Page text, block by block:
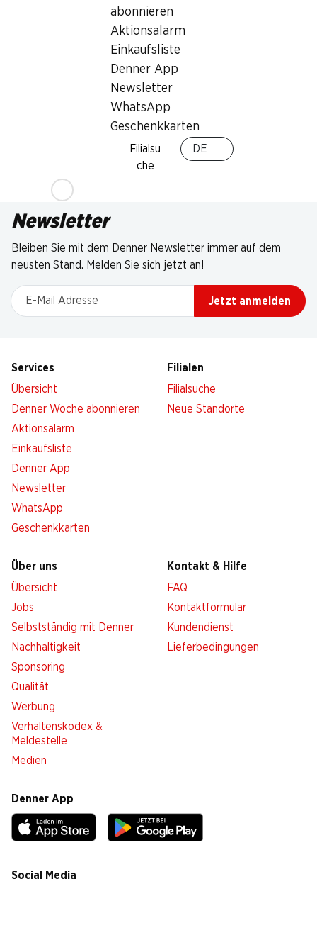
abonnieren
Aktionsalarm
Einkaufsliste
Denner App
Newsletter
WhatsApp
Geschenkkarten
Filialsu
che
DE
Newsletter
Bleiben Sie mit dem Denner Newsletter immer auf dem
neusten Stand. Melden Sie sich jetzt an!
E-Mail Adresse
Jetzt anmelden
Services
Übersicht
Denner Woche abonnieren
Aktionsalarm
Einkaufsliste
Denner App
Newsletter
WhatsApp
Geschenkkarten
Filialen
Filialsuche
Neue Standorte
Über uns
Übersicht
Jobs
Selbstständig mit Denner
Nachhaltigkeit
Sponsoring
Qualität
Werbung
Verhaltenskodex &
Meldestelle
Medien
Kontakt & Hilfe
FAQ
Kontaktformular
Kundendienst
Lieferbedingungen
Denner App
Social Media